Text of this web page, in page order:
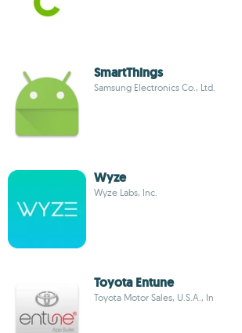
Smart​Things
Samsung Electronics Co., Ltd.
Wyze
Wyze Labs, Inc.
Toyota Entune
Toyota Motor Sales, U.S.A., In